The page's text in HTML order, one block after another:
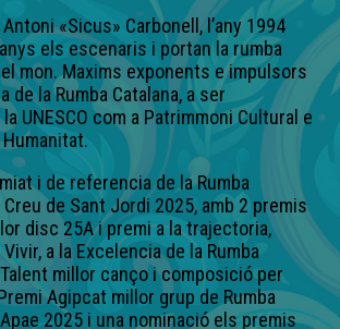
«Sicus» Carbonell, l’any 1994
els escenaris i portan la rumba
mon. Maxims exponents e impulsors
de la Rumba Catalana, a ser
UNESCO com a Patrimmoni Cultural e
i de referencia de la Rumba
Creu de Sant Jordi 2025, amb 2 premis
disc 25A i premi a la trajectoria,
a la Excelencia de la Rumba
millor canço i composició per
Agipcat millor grup de Rumba
2025 i una nominació els premis